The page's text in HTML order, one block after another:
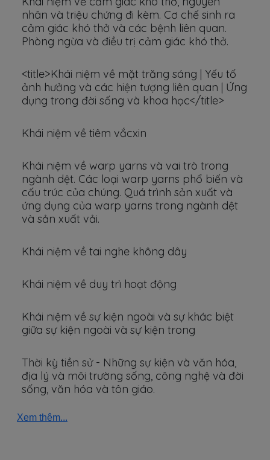
nhân và triệu chứng đi kèm. Cơ chế sinh ra
cảm giác khó thở và các bệnh liên quan.
Phòng ngừa và điều trị cảm giác khó thở.
<title>Khái niệm về mặt trăng sáng | Yếu tố
ảnh hưởng và các hiện tượng liên quan | Ứng
dụng trong đời sống và khoa học</title>
Khái niệm về tiêm vắcxin
Khái niệm về warp yarns và vai trò trong
ngành dệt. Các loại warp yarns phổ biến và
cấu trúc của chúng. Quá trình sản xuất và
ứng dụng của warp yarns trong ngành dệt
và sản xuất vải.
Khái niệm về tai nghe không dây
Khái niệm về duy trì hoạt động
Khái niệm về sự kiện ngoài và sự khác biệt
giữa sự kiện ngoài và sự kiện trong
Thời kỳ tiền sử - Những sự kiện và văn hóa,
địa lý và môi trường sống, công nghệ và đời
sống, văn hóa và tôn giáo.
Xem thêm...